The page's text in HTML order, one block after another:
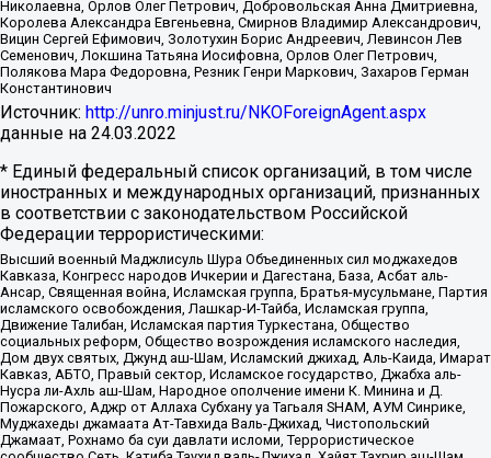
Николаевна, Орлов Олег Петрович, Добровольская Анна Дмитриевна,
Королева Александра Евгеньевна, Смирнов Владимир Александрович,
Вицин Сергей Ефимович, Золотухин Борис Андреевич, Левинсон Лев
Семенович, Локшина Татьяна Иосифовна, Орлов Олег Петрович,
Полякова Мара Федоровна, Резник Генри Маркович, Захаров Герман
Константинович
Источник: http://unro.minjust.ru/NKOForeignAgent.aspx
данные на 24.03.2022
* Единый федеральный список организаций, в том числе
иностранных и международных организаций, признанных
в соответствии с законодательством Российской
Федерации террористическими:
Высший военный Маджлисуль Шура Объединенных сил моджахедов
Кавказа, Конгресс народов Ичкерии и Дагестана, База, Асбат аль-
Ансар, Священная война, Исламская группа, Братья-мусульмане, Партия
исламского освобождения, Лашкар-И-Тайба, Исламская группа,
Движение Талибан, Исламская партия Туркестана, Общество
социальных реформ, Общество возрождения исламского наследия,
Дом двух святых, Джунд аш-Шам, Исламский джихад, Аль-Каида, Имарат
Кавказ, АБТО, Правый сектор, Исламское государство, Джабха аль-
Нусра ли-Ахль аш-Шам, Народное ополчение имени К. Минина и Д.
Пожарского, Аджр от Аллаха Субхану уа Тагьаля SHAM, АУМ Синрике,
Муджахеды джамаата Ат-Тавхида Валь-Джихад, Чистопольский
Джамаат, Рохнамо ба суи давлати исломи, Террористическое